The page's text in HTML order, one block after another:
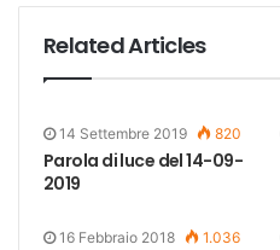
Related Articles
14 Settembre 2019 820
Parola di luce del 14-09-
2019
16 Febbraio 2018 1.036